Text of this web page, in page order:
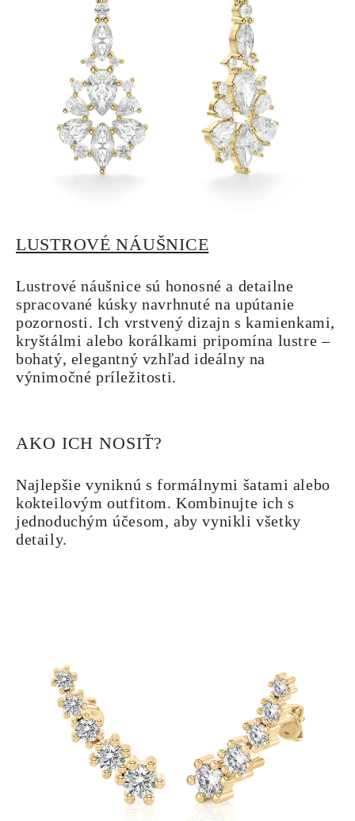
LUSTROVÉ NÁUŠNICE
Lustrové náušnice sú honosné a detailne
spracované kúsky navrhnuté na upútanie
pozornosti. Ich vrstvený dizajn s kamienkami,
kryštálmi alebo korálkami pripomína lustre –
bohatý, elegantný vzhľad ideálny na
výnimočné príležitosti.
AKO ICH NOSIŤ?
Najlepšie vyniknú s formálnymi šatami alebo
kokteilovým outfitom. Kombinujte ich s
jednoduchým účesom, aby vynikli všetky
detaily.